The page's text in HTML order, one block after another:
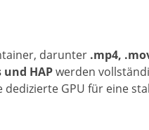
darunter .mp4,
und HAPwerden
GPU für eine